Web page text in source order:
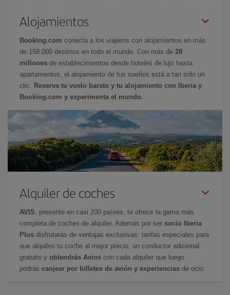
Alojamientos
Booking.com conecta a los viajeros con alojamientos en más
de 158.000 destinos en todo el mundo. Con más de 28
millones de establecimientos desde hoteles de lujo hasta
apartamentos, el alojamiento de tus sueños está a tan sólo un
clic.
Reserva tu vuelo barato y tu alojamiento con Iberia y
Booking.com y experimenta el mundo.
Alquiler de coches
AVIS , presente en casi 200 países, te ofrece la gama más
completa de coches de alquiler. Además por ser socio Iberia
Plus disfrutarás de ventajas exclusivas: tarifas especiales para
que alquiles tu coche al mejor precio, un conductor adicional
gratuito y obtendrás Avios con cada alquiler que luego
podrás canjear por billetes de avión y experiencias de ocio.